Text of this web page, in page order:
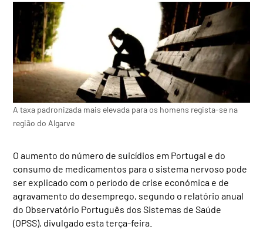
A taxa padronizada mais elevada para os homens regista-se na
região do Algarve
O aumento do número de suicídios em Portugal e do
consumo de medicamentos para o sistema nervoso pode
ser explicado com o período de crise económica e de
agravamento do desemprego, segundo o relatório anual
do Observatório Português dos Sistemas de Saúde
(OPSS), divulgado esta terça-feira.